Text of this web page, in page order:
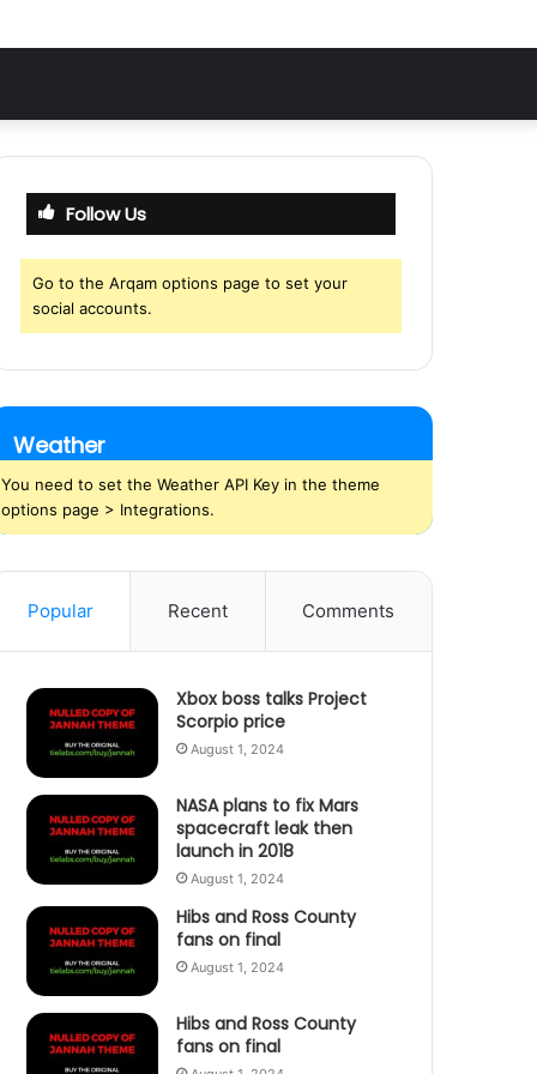
Follow Us
Go to the Arqam options page to set your
social accounts.
Weather
You need to set the Weather API Key in the theme
options page > Integrations.
Popular Recent Comments
Xbox boss talks Project
Scorpio price
August 1, 2024
NASA plans to fix Mars
spacecraft leak then
launch in 2018
August 1, 2024
Hibs and Ross County
fans on final
August 1, 2024
Hibs and Ross County
fans on final